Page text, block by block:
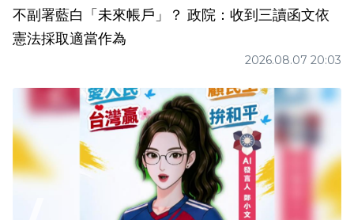
不副署藍白「未來帳戶」？ 政院：收到三讀函文依
憲法採取適當作為
2026.08.07 20:03